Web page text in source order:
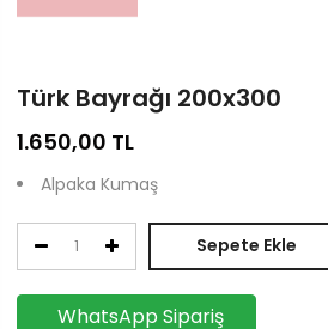
Türk Bayrağı 200x300
1.650,00 TL
Alpaka Kumaş
Sepete Ekle
WhatsApp Sipariş